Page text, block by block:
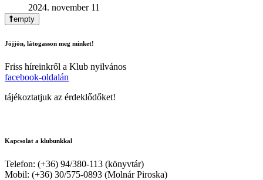
2024. november 11
empty
Jöjjön, látogasson meg minket!
Friss híreinkről a Klub nyilvános
facebook-oldalán
tájékoztatjuk az érdeklődőket!
Kapcsolat a klubunkkal
Telefon: (+36) 94/380-113 (könyvtár)
Mobil: (+36) 30/575-0893 (Molnár Piroska)